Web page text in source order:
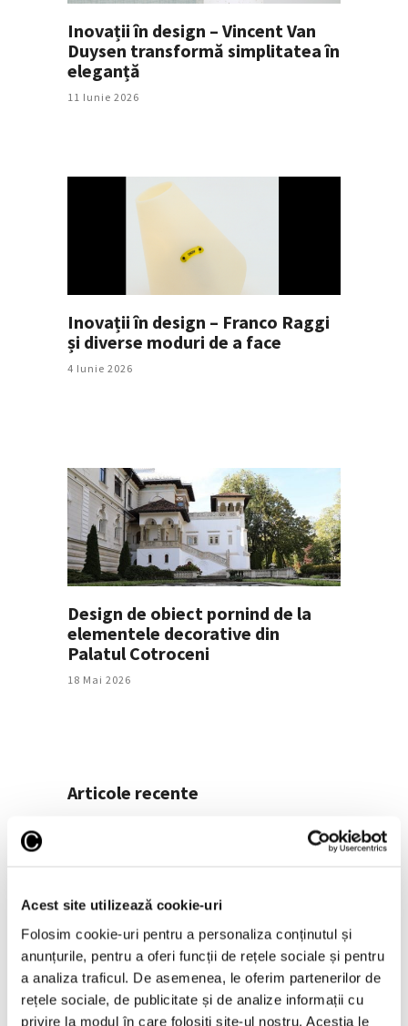
Acest site utilizează cookie-uri
Folosim cookie-uri pentru a personaliza conținutul și
anunțurile, pentru a oferi funcții de rețele sociale și pentru
a analiza traficul. De asemenea, le oferim partenerilor de
rețele sociale, de publicitate și de analize informații cu
privire la modul în care folosiți site-ul nostru. Aceștia le
Inovații în design – Vincent Van
Duysen transformă simplitatea în
eleganță
11 Iunie 2026
Inovații în design – Franco Raggi
și diverse moduri de a face
4 Iunie 2026
Design de obiect pornind de la
elementele decorative din
Palatul Cotroceni
18 Mai 2026
Articole recente
Operele lui Pollock și
Rothko contribuie la
ani
6 August 2026
Artown Now – O sută de
artiști, în anuala de artă
urbană la Ploiești